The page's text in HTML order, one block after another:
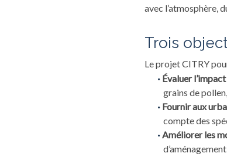
avec l’atmosphère,
Trois
Le projet CITRY
Évaluer
grains de
Fournir aux
compte des
Améliorer les